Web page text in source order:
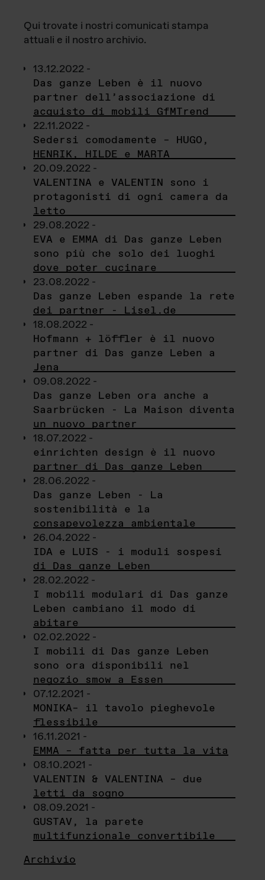
Qui trovate i nostri comunicati stampa
attuali e il nostro archivio.
13.12.2022 -
Das ganze Leben è il nuovo
partner dell’associazione di
acquisto di mobili GfMTrend
22.11.2022 -
Sedersi comodamente – HUGO,
HENRIK, HILDE e MARTA
20.09.2022 -
VALENTINA e VALENTIN sono i
protagonisti di ogni camera da
letto
29.08.2022 -
EVA e EMMA di Das ganze Leben
sono più che solo dei luoghi
dove poter cucinare
23.08.2022 -
Das ganze Leben espande la rete
dei partner - Lisel.de
18.08.2022 -
Hofmann + löffler è il nuovo
partner di Das ganze Leben a
Jena
09.08.2022 -
Das ganze Leben ora anche a
Saarbrücken - La Maison diventa
un nuovo partner
18.07.2022 -
einrichten design è il nuovo
partner di Das ganze Leben
28.06.2022 -
Das ganze Leben - La
sostenibilità e la
consapevolezza ambientale
26.04.2022 -
IDA e LUIS - i moduli sospesi
di Das ganze Leben
28.02.2022 -
I mobili modulari di Das ganze
Leben cambiano il modo di
abitare
02.02.2022 -
I mobili di Das ganze Leben
sono ora disponibili nel
negozio smow a Essen
07.12.2021 -
MONIKA– il tavolo pieghevole
flessibile
16.11.2021 -
EMMA – fatta per tutta la vita
08.10.2021 -
VALENTIN & VALENTINA – due
letti da sogno
08.09.2021 -
GUSTAV, la parete
multifunzionale convertibile
Archivio